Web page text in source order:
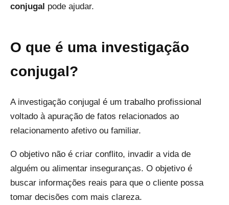
conjugal pode ajudar.
O que é uma investigação
conjugal?
A investigação conjugal é um trabalho profissional
voltado à apuração de fatos relacionados ao
relacionamento afetivo ou familiar.
O objetivo não é criar conflito, invadir a vida de
alguém ou alimentar inseguranças. O objetivo é
buscar informações reais para que o cliente possa
tomar decisões com mais clareza.